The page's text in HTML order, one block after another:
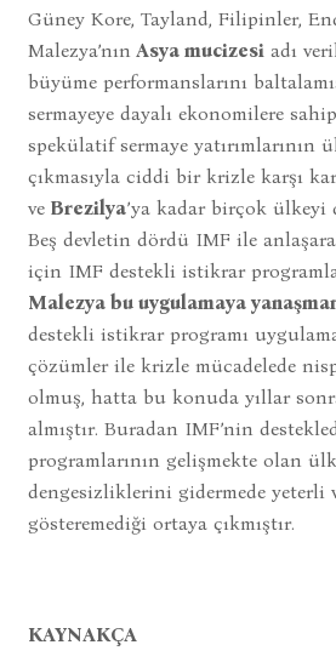
Güney Kore, Tayland, Filipinler,
Malezya’nın Asya mucizesi adı
büyüme performanslarını
sermayeye dayalı ekonomilere
spekülatif sermaye yatırımlarının
çıkmasıyla ciddi bir krizle karşı
veBrezilya’ya kadar birçok ülkeyi
Beş devletin dördü IMF ile
için IMF destekli istikrar
Malezya bu uygulamaya
destekli istikrar programı
çözümler ile krizle mücadelede
olmuş, hatta bu konuda yıllar
almıştır. Buradan IMF’nin
programlarının gelişmekte olan
dengesizliklerini gidermede yeterli
gösteremediği ortaya çıkmıştır.
KAYNAKÇA